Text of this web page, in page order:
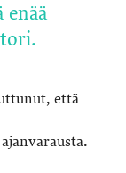
enää
että